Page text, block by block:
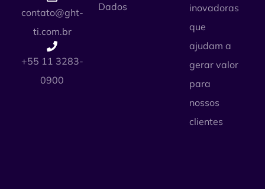
contato@ght-
ti.com.br
+55 11 3283-
0900
Dados
inovadoras
que
ajudam a
gerar valor
para
nossos
clientes